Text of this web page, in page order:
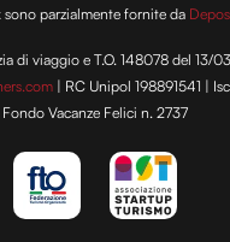
parzialmente fornite da
di viaggio e T.O. 148078 del 13/
| RC Unipol 198891541 |
Fondo Vacanze Felici n. 2737